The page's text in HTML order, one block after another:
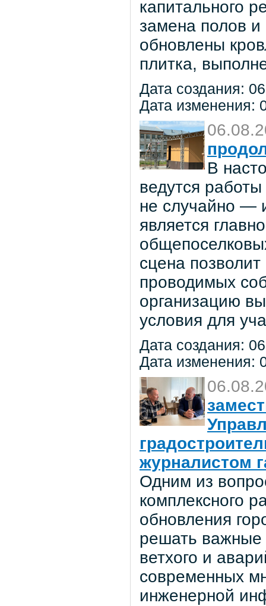
капитального
замена полов
обновлены
плитка,
Дата создания:
Дата изменения:
В
ведутся
не случайно —
является
сцена
проводимых
организацию
условия для
Дата создания:
Дата изменения:
журналистом
Одним из
комплексного
обновления
решать важные
ветхого и
современных
инженерной